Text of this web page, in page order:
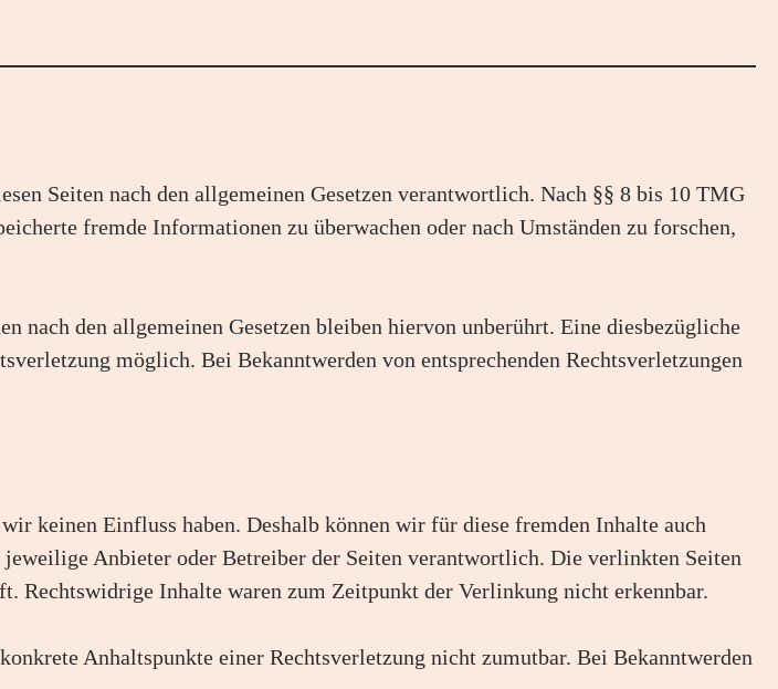
Seiten nach den allgemeinen Gesetzen verantwortlich. Nach §§ 8 bis 10 TMG
fremde Informationen zu überwachen oder nach Umständen zu forschen,
den allgemeinen Gesetzen bleiben hiervon unberührt. Eine diesbezügliche
möglich. Bei Bekanntwerden von entsprechenden Rechtsverletzungen
keinen Einfluss haben. Deshalb können wir für diese fremden Inhalte auch
Anbieter oder Betreiber der Seiten verantwortlich. Die verlinkten Seiten
Rechtswidrige Inhalte waren zum Zeitpunkt der Verlinkung nicht erkennbar.
Anhaltspunkte einer Rechtsverletzung nicht zumutbar. Bei Bekanntwerden